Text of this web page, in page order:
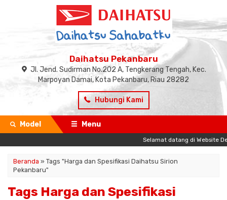
Daihatsu Pekanbaru
Jl. Jend. Sudirman No.202 A, Tengkerang Tengah, Kec.
Marpoyan Damai, Kota Pekanbaru, Riau 28282
Hubungi Kami
Model Menu
Selamat datang di Website
Beranda » Tags "Harga dan Spesifikasi Daihatsu Sirion
Pekanbaru"
Tags Harga dan Spesifikasi